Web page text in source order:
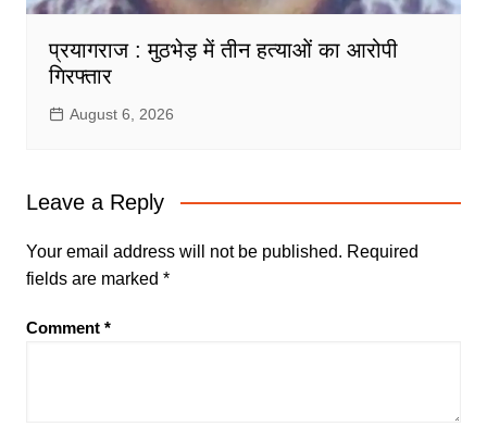
प्रयागराज : मुठभेड़ में तीन हत्याओं का आरोपी
गिरफ्तार
August 6, 2026
Leave a Reply
Your email address will not be published. Required
fields are marked *
Comment *